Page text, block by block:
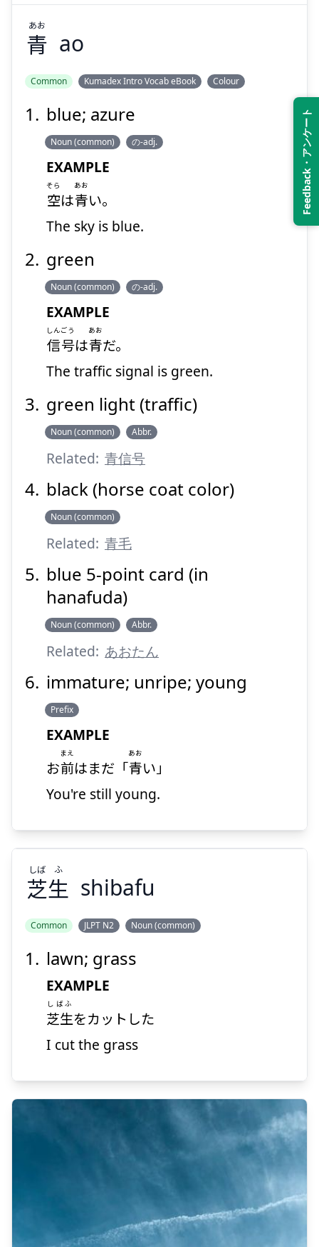
Feedback・アンケート
青
あお
ao
Common Kumadex Intro Vocab eBook Colour
blue; azure
Noun (common) の-adj.
EXAMPLE
空
そら
は青
あお
い。
The sky is blue.
green
Noun (common) の-adj.
EXAMPLE
信号
しんごう
は青
あお
だ。
The traffic signal is green.
green light (traffic)
Noun (common) Abbr.
Related: 青信号
black (horse coat color)
Noun (common)
Related: 青毛
blue 5-point card (in
hanafuda)
Noun (common) Abbr.
Related: あおたん
immature; unripe; young
Prefix
EXAMPLE
お前
まえ
はまだ「青
あお
い」
You're still young.
Show answer
Suspend
芝生
しば ふ
shibafu
Common JLPT N2 Noun (common)
lawn; grass
EXAMPLE
芝生
しばふ
をカットした
I cut the grass
青
い